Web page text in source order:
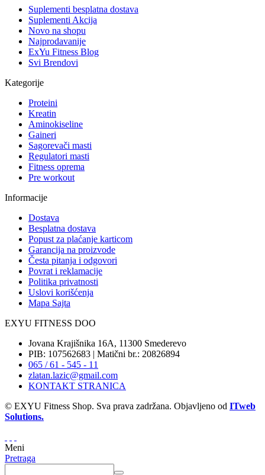
Suplementi besplatna dostava
Suplementi Akcija
Novo na shopu
Najprodavanije
ExYu Fitness Blog
Svi Brendovi
Kategorije
Proteini
Kreatin
Aminokiseline
Gaineri
Sagorevači masti
Regulatori masti
Fitness oprema
Pre workout
Informacije
Dostava
Besplatna dostava
Popust za plaćanje karticom
Garancija na proizvode
Česta pitanja i odgovori
Povrat i reklamacije
Politika privatnosti
Uslovi korišćenja
Mapa Sajta
EXYU FITNESS DOO
Jovana Krajišnika 16A, 11300 Smederevo
PIB: 107562683 | Matični br.: 20826894
065 / 61 - 545 - 11
zlatan.lazic@gmail.com
KONTAKT STRANICA
© EXYU Fitness Shop. Sva prava zadržana. Objavljeno od ITweb
Solutions.
Meni
Pretraga